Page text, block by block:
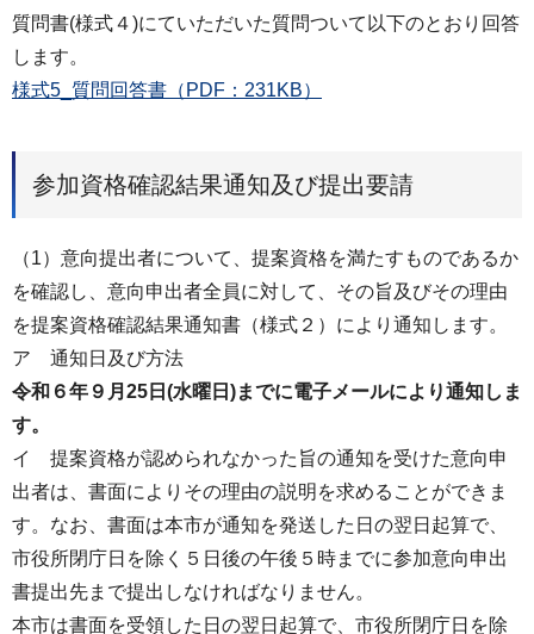
質問書(様式４)にていただいた質問ついて以下のとおり回答
します。
様式5_質問回答書（PDF：231KB）
参加資格確認結果通知及び提出要請
（1）意向提出者について、提案資格を満たすものであるか
を確認し、意向申出者全員に対して、その旨及びその理由
を提案資格確認結果通知書（様式２）により通知します。
ア 通知日及び方法
令和６年９月25日(水曜日)までに電子メールにより通知しま
す。
イ 提案資格が認められなかった旨の通知を受けた意向申
出者は、書面によりその理由の説明を求めることができま
す。なお、書面は本市が通知を発送した日の翌日起算で、
市役所閉庁日を除く５日後の午後５時までに参加意向申出
書提出先まで提出しなければなりません。
本市は書面を受領した日の翌日起算で、市役所閉庁日を除